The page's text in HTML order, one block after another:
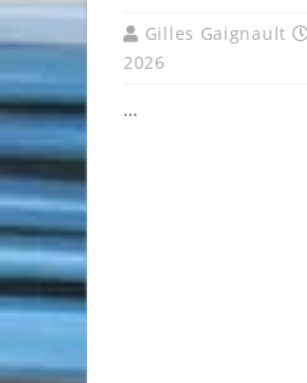
Gilles Gaignault
2026
...